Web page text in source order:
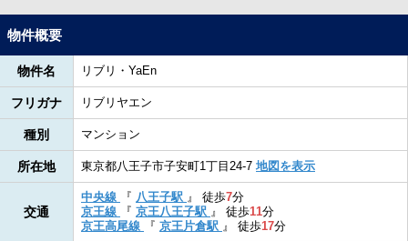
物件概要
物件名 リブリ・YaEn
フリガナ リブリヤエン
種別 マンション
所在地 東京都八王子市子安町1丁目24-7 地図を表示
交通
中央線 『 八王子駅 』 徒歩7分
京王線
『 京王八王子駅 』 徒歩11分
京王高尾線
『 京王片倉駅 』 徒歩17分